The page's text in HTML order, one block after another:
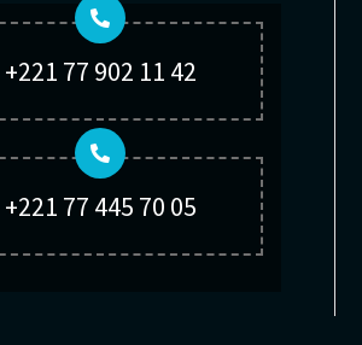
+221 77 902 11 42
+221 77 445 70 05